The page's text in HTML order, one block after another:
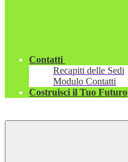
Contatti
Recapiti delle Sedi
Modulo Contatti
Costruisci il Tuo Futuro